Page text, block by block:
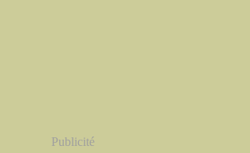
Publicité